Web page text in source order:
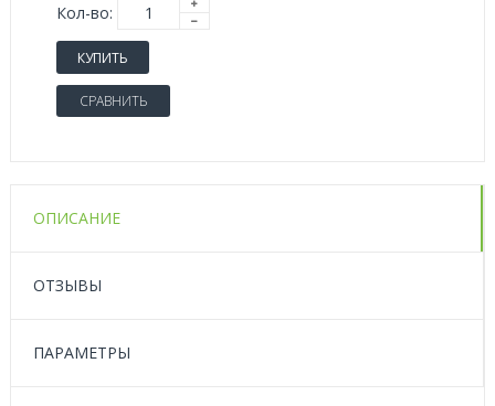
Кол-во:
КУПИТЬ
СРАВНИТЬ
ОПИСАНИЕ
ОТЗЫВЫ
ПАРАМЕТРЫ